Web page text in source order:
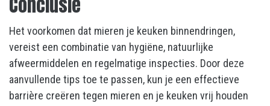
Het voorkomen dat mieren je keuken binnendringen,
vereist een combinatie van hygiëne, natuurlijke
afweermiddelen en regelmatige inspecties. Door deze
aanvullende tips toe te passen, kun je een effectieve
barrière creëren tegen mieren en je keuken vrij houden